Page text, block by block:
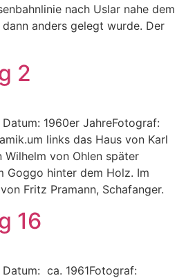
nach Uslar nahe dem
anders gelegt wurde. Der
2
Datum: 1960er JahreFotograf:
links das Haus von Karl
Wilhelm von Ohlen später
Goggo hinter dem Holz. Im
Fritz Pramann, Schafanger.
16
Datum: ca. 1961Fotograf: